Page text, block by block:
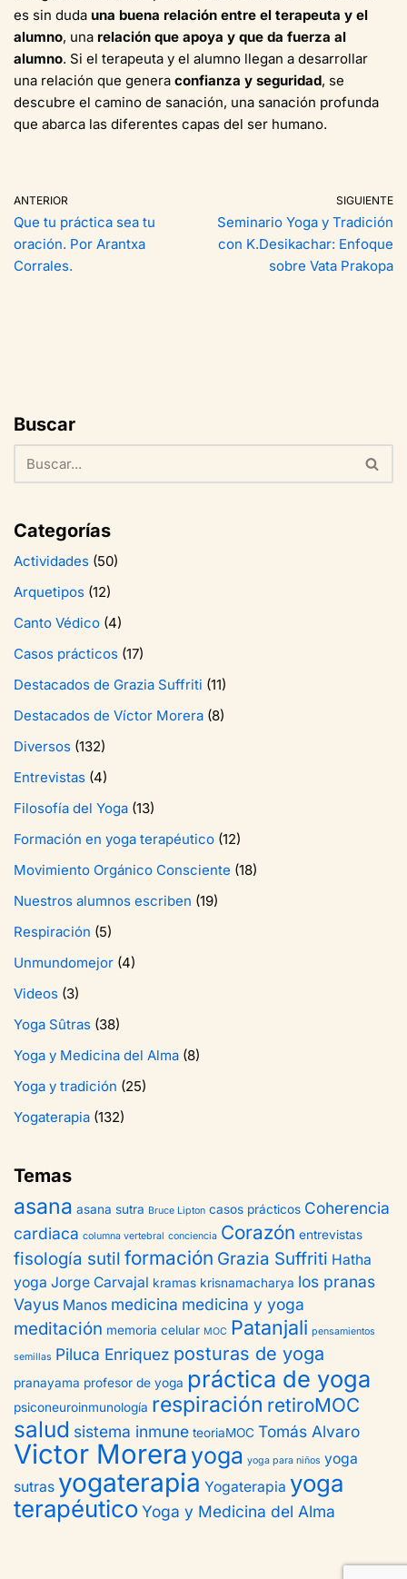
es sin duda una buena relación entre el terapeuta y el
alumno, una relación que apoya y que da fuerza al
alumno. Si el terapeuta y el alumno llegan a desarrollar
una relación que genera confianza y seguridad, se
descubre el camino de sanación, una sanación profunda
que abarca las diferentes capas del ser humano.
ANTERIOR
Que tu práctica sea tu
oración. Por Arantxa
Corrales.
SIGUIENTE
Seminario Yoga y Tradición
con K.Desikachar: Enfoque
sobre Vata Prakopa
Buscar
Categorías
Actividades (50)
Arquetipos (12)
Canto Védico (4)
Casos prácticos (17)
Destacados de Grazia Suffriti (11)
Destacados de Víctor Morera (8)
Diversos (132)
Entrevistas (4)
Filosofía del Yoga (13)
Formación en yoga terapéutico (12)
Movimiento Orgánico Consciente (18)
Nuestros alumnos escriben (19)
Respiración (5)
Unmundomejor (4)
Videos (3)
Yoga Sûtras (38)
Yoga y Medicina del Alma (8)
Yoga y tradición (25)
Yogaterapia (132)
Temas
asana asana sutra Bruce Lipton casos prácticos Coherencia
cardiaca columna vertebral conciencia Corazón entrevistas
fisología sutil formación Grazia Suffriti Hatha
yoga Jorge Carvajal kramas krisnamacharya los pranas
Vayus Manos medicina medicina y yoga
meditación memoria celular MOC Patanjali pensamientos
semillas Piluca Enriquez posturas de yoga
pranayama profesor de yoga práctica de yoga
psiconeuroinmunología respiración retiroMOC
salud sistema inmune teoriaMOC Tomás Alvaro
Victor Morerayoga yoga para niños yoga
sutras yogaterapia Yogaterapia yoga
terapéuticoYoga y Medicina del Alma